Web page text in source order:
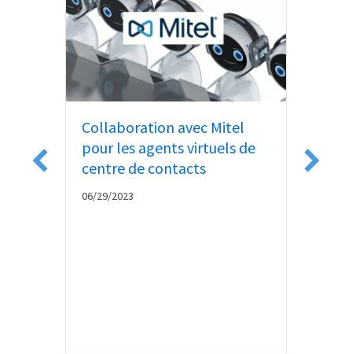
Collaboration avec Mitel
pour les agents virtuels de
centre de contacts
06/29/2023